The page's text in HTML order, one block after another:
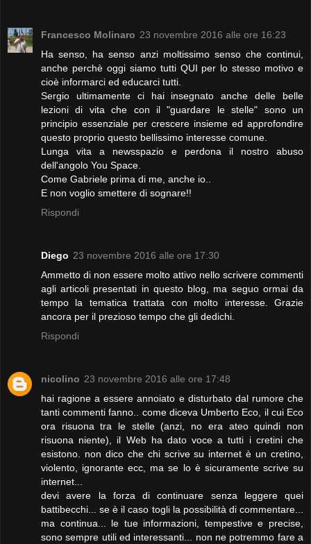
Francesco Molinaro 23 novembre 2016 alle ore 16:23
Ha senso, ha senso anzi moltissimo senso che continui,
anche perchè oggi siamo tutti QUI per lo stesso motivo e
cioè informarci ed educarci tutti.
Sergio ultimamente ci hai insegnato anche delle belle
lezioni di vita che con il "guardare le stelle" sono un
principio essenziale per crescere insieme ed approfondire
questo proprio questo bellissimo interesse comune.
Lunga vita a newsspazio e perdona il nostro abuso
dell'angolo You Space.
Come Gabriele prima di me, anche io..
E non voglio smettere di sognare!!
Rispondi
Diego 23 novembre 2016 alle ore 17:30
Ammetto di non essere molto attivo nello scrivere commenti
agli articoli presentati in questo blog, ma seguo ormai da
tempo la tematica trattata con molto interesse. Grazie
ancora per il prezioso tempo che gli dedichi.
Rispondi
nicolino 23 novembre 2016 alle ore 17:48
hai ragione a essere annoiato e disturbato dal rumore che
tanti commenti fanno.. come diceva Umberto Eco, il cui Eco
ora risuona tra le stelle (anzi, no era ateo quindi non
risuona niente), il Web ha dato voce a tutti i cretini che
esistono. non dico che chi scrive su internet è un cretino,
violento, ignorante ecc, ma se lo è sicuramente scrive su
internet...
devi avere la forza di continuare senza leggere quei
battibecchi... se è il caso togli la possibilità di commentare...
ma continua... le tue informazioni, tempestive e precise,
sono sempre utili ed interessanti... non ne potremmo fare a